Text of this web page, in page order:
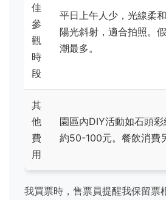
佳
參
觀
時
段
平日上午人少，光線柔
陽光斜射，適合拍照。
潮最多。
其
他
費
用
園區內DIY活動如石頭
約50-100元。餐飲消費
我買票時，售票員提醒我保留票